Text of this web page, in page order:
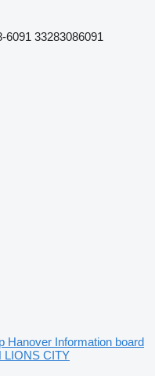
6091 33283086091
Hanover Information board
LIONS CITY